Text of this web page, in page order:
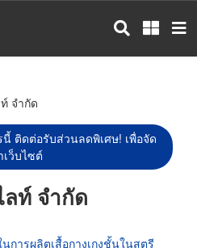
จำกัด
ติดต่อรับส่วนลดพิเศษ! เพื่อจัด
เว็บไซต์
ลท์ จำกัด
การผลิตเสื้อกางเกงชั้นในสตรี